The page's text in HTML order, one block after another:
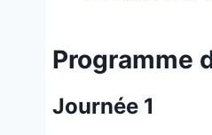
Programme
Journée 1